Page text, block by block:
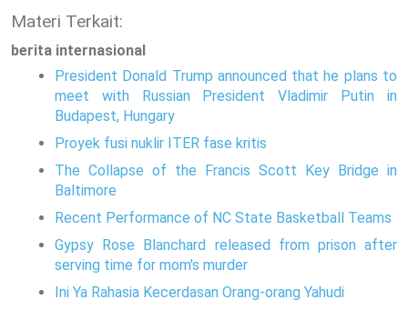
Materi Terkait:
berita internasional
President Donald Trump announced that he plans to
meet with Russian President Vladimir Putin in
Budapest, Hungary
Proyek fusi nuklir ITER fase kritis
The Collapse of the Francis Scott Key Bridge in
Baltimore
Recent Performance of NC State Basketball Teams
Gypsy Rose Blanchard released from prison after
serving time for mom's murder
Ini Ya Rahasia Kecerdasan Orang-orang Yahudi